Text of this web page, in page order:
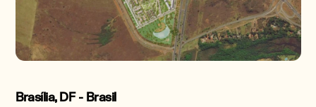
Brasília, DF - Brasil